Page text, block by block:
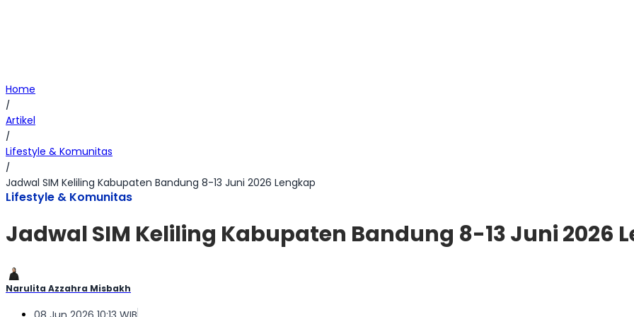
Home
/
Artikel
/
Lifestyle & Komunitas
/
Jadwal SIM Keliling Kabupaten Bandung 8-13 Juni 2026 Lengkap
Lifestyle & Komunitas
Jadwal SIM Keliling Kabupaten Bandung 8-13 Juni 2026
Narulita Azzahra Misbakh